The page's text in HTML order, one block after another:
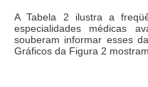
A Tabela 2 ilustra a
especialidades médicas
souberam informar esses
Gráficos da Figura 2